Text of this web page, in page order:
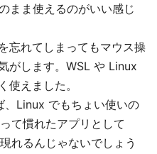
まま使えるのがいい感じ
忘れてしまってもマウス操
がします。WSL や Linux
使えました。
Linux でもちょい使いの
て慣れたアプリとして
れるんじゃないでしょう